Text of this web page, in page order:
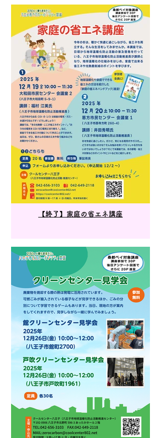
【終了】家庭の省エネ講座